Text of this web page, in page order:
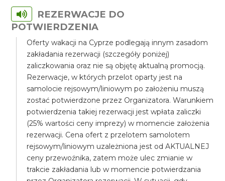
REZERWACJE DO
POTWIERDZENIA
Oferty wakacji na Cyprze podlegają innym zasadom
zakładania rezerwacji (szczegóły poniżej)
zaliczkowania oraz nie są objętę aktualną promocją.
Rezerwacje, w których przelot oparty jest na
samolocie rejsowym/liniowym po założeniu muszą
zostać potwierdzone przez Organizatora. Warunkiem
potwierdzenia takiej rezerwacji jest wpłata zaliczki
(25% wartości ceny imprezy) w momencie założenia
rezerwacji. Cena ofert z przelotem samolotem
rejsowym/liniowym uzależniona jest od AKTUALNEJ
ceny przewoźnika, zatem może ulec zmianie w
trakcie zakładania lub w momencie potwierdzania